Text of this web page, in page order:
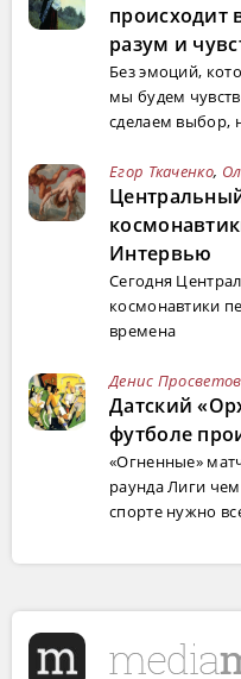
происходит
разум и
Без эмоций,
мы будем
сделаем выбор,
Егор Ткаченко,
Интервью
Сегодня
космонавтики
времена
Денис Просветов
Датский
футболе
«Огненные»
раунда Лиги
спорте нужно